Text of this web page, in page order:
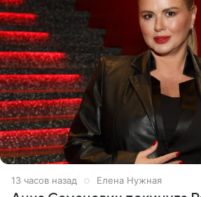
13 часов назад Елена Нужная